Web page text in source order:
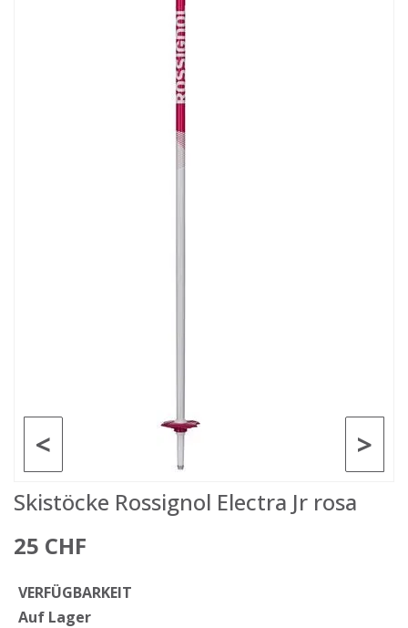
>
<
Skistöcke Rossignol Electra Jr rosa
25 CHF
VERFÜGBARKEIT
Auf Lager